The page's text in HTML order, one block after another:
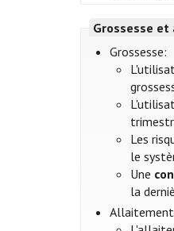
Grossesse
Grossesse:
Les
le
Une
la